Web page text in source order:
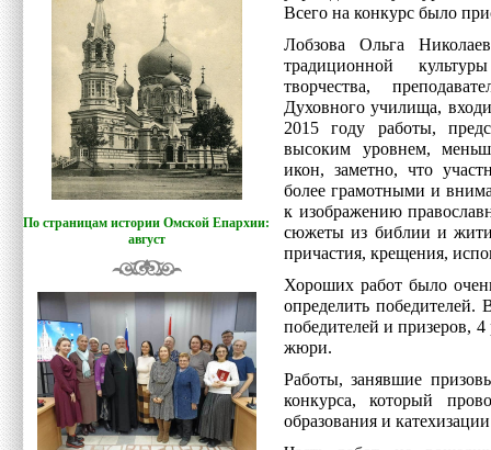
По страницам истории Омской Епархии:
август
Всего на конкурс было
Лобзова Ольга
традиционной
творчества,
Духовного училища,
2015 году работы,
высоким уровнем,
икон, заметно, что
более грамотными и
к изображению
сюжеты из библии и
причастия, крещения,
Хороших работ было
определить
победителей и призеров,
жюри.
Работы, занявшие
конкурса, который
образования и